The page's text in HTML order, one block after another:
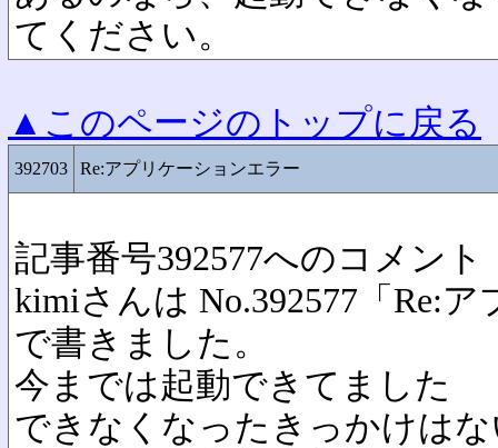
てください。
▲このページのトップに戻る
392703 Re:アプリケーションエラー
記事番号392577へのコメント
kimiさんは No.392577「Re:
で書きました。
今までは起動できてました
できなくなったきっかけは